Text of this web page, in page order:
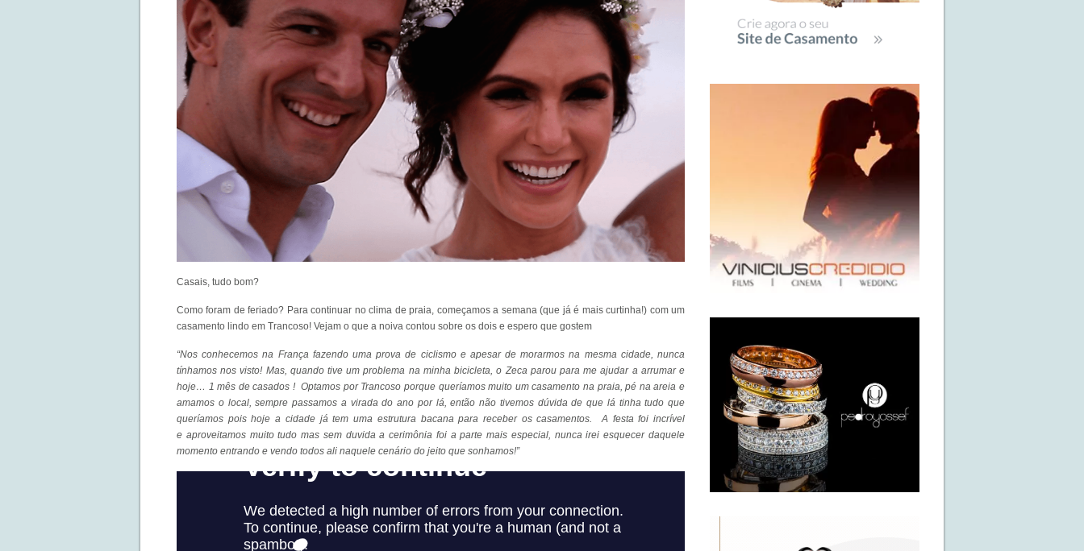
Casais, tudo bom?
Como foram de feriado? Para continuar no clima de praia, começamos a semana (que já é mais curtinha!) com um
casamento lindo em Trancoso! Vejam o que a noiva contou sobre os dois e espero que gostem
“Nos conhecemos na França fazendo uma prova de ciclismo e apesar de morarmos na mesma cidade, nunca
tínhamos nos visto! Mas, quando tive um problema na minha bicicleta, o Zeca parou para me ajudar a arrumar e
hoje… 1 mês de casados ! Optamos por Trancoso porque queríamos muito um casamento na praia, pé na areia e
amamos o local, sempre passamos a virada do ano por lá, então não tivemos dúvida de que lá tinha tudo que
queríamos pois hoje a cidade já tem uma estrutura bacana para receber os casamentos. A festa foi incrível
e aproveitamos muito tudo mas sem duvida a cerimônia foi a parte mais especial, nunca irei esquecer daquele
momento entrando e vendo todos ali naquele cenário do jeito que sonhamos!”